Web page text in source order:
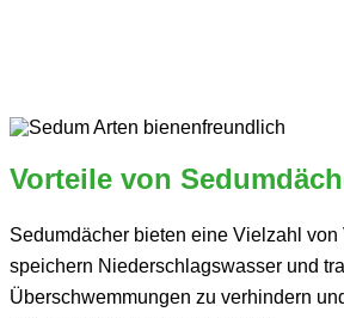
Vorteile von
Sedumdächer bieten eine Vielzahl von
speichern Niederschlagswasser und
Überschwemmungen zu verhindern